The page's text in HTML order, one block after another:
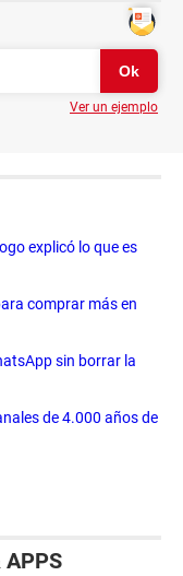
Ver un ejemplo
explicó lo que es
comprar más en
sin borrar la
de 4.000 años de
APPS